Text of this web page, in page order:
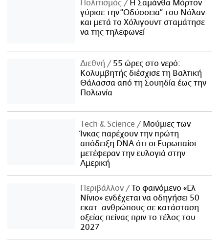
Πολιτισμός
Η Σαμάνθα Μόρτον
γύρισε την “Οδύσσεια” του Νόλαν
και μετά το Χόλιγουντ σταμάτησε
να της τηλεφωνεί
Διεθνή
55 ώρες στο νερό:
Κολυμβητής διέσχισε τη Βαλτική
Θάλασσα από τη Σουηδία έως την
Πολωνία
Τech & Science
Μούμιες των
Ίνκας παρέχουν την πρώτη
απόδειξη DNA ότι οι Ευρωπαίοι
μετέφεραν την ευλογιά στην
Αμερική
Περιβάλλον
Το φαινόμενο «Ελ
Νίνιο» ενδέχεται να οδηγήσει 50
εκατ. ανθρώπους σε κατάσταση
οξείας πείνας πριν το τέλος του
2027